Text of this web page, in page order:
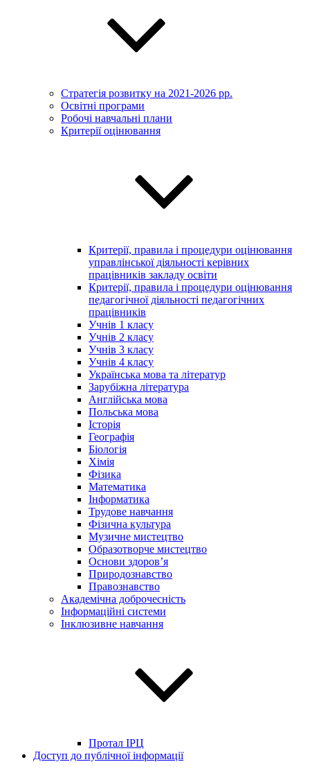
Стратегія розвитку на 2021-2026 рр.
Освітні програми
Робочі навчальні плани
Критерії оцінювання
Критерії, правила і процедури оцінювання
управлінської діяльності керівних
працівників закладу освіти
Критерії, правила і процедури оцінювання
педагогічної діяльності педагогічних
працівників
Учнів 1 класу
Учнів 2 класу
Учнів 3 класу
Учнів 4 класу
Українська мова та літератур
Зарубіжна література
Англійська мова
Польська мова
Історія
Географія
Біологія
Хімія
Фізика
Математика
Інформатика
Трудове навчання
Фізична культура
Музичне мистецтво
Образотворче мистецтво
Основи здоров’я
Природознавство
Правознавство
Академічна доброчесність
Інформаційні системи
Інклюзивне навчання
Протал ІРЦ
Доступ до публічної інформації